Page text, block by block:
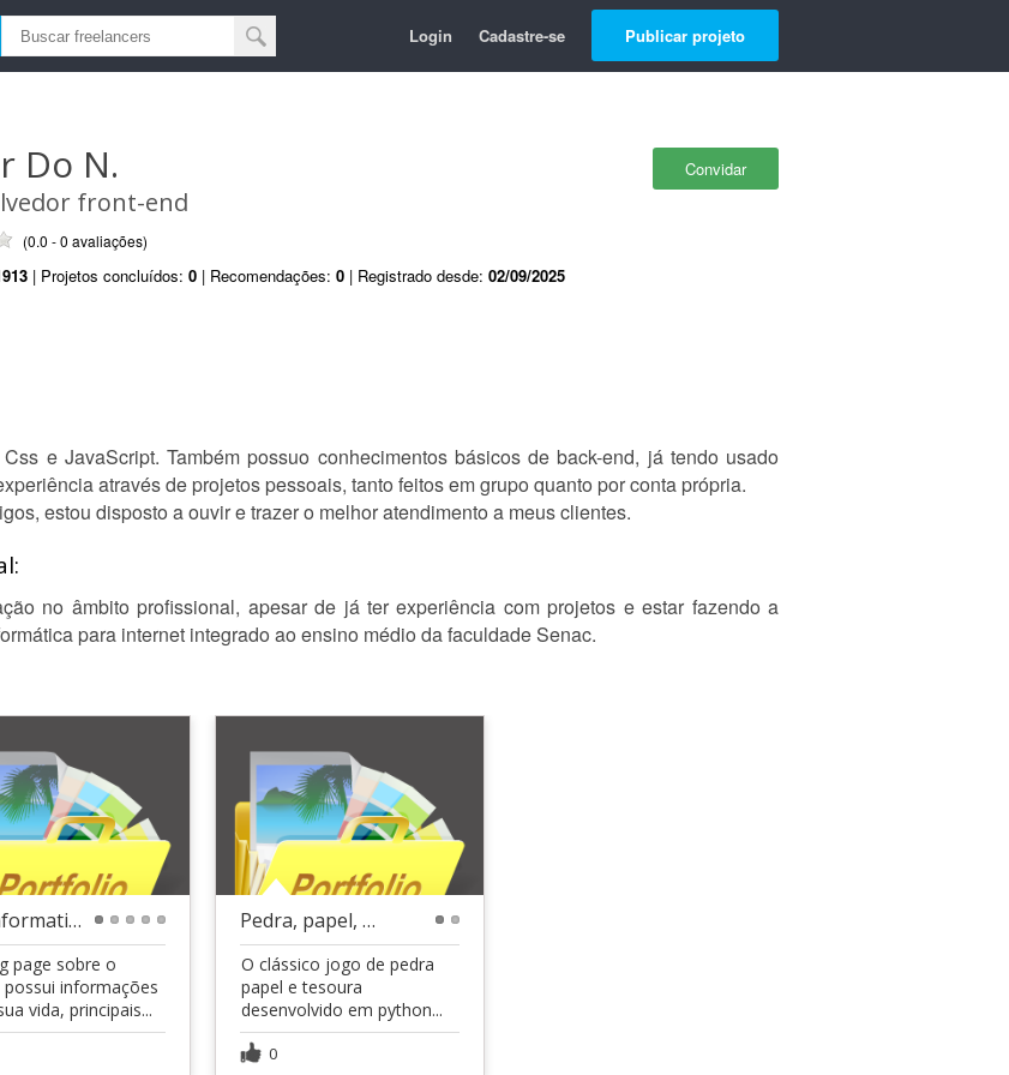
Login Cadastre-se Publicar projeto
Convidar
Do N.
front-end
(0.0 - 0 avaliações)
| Projetos concluídos: 0 | Recomendações: 0 | Registrado desde: 02/09/2025
e JavaScript. Também possuo conhecimentos básicos de back-end, já tendo usado
através de projetos pessoais, tanto feitos em grupo quanto por conta própria.
estou disposto a ouvir e trazer o melhor atendimento a meus clientes.
no âmbito profissional, apesar de já ter experiência com projetos e estar fazendo a
para internet integrado ao ensino médio da faculdade Senac.
Site informativo sobre o Ayrton Senna
page sobre o
possui informações
vida, principais...
Pedra, papel, tesoura em python
O clássico jogo de pedra
papel e tesoura
desenvolvido em python...
0